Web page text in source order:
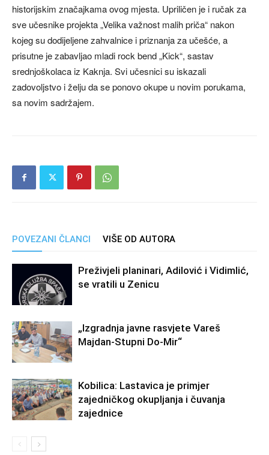
historijskim značajkama ovog mjesta. Upriličen je i ručak za
sve učesnike projekta „Velika važnost malih priča“ nakon
kojeg su dodijeljene zahvalnice i priznanja za učešće, a
prisutne je zabavljao mladi rock bend „Kick“, sastav
srednjoškolaca iz Kaknja. Svi učesnici su iskazali
zadovoljstvo i želju da se ponovo okupe u novim porukama,
sa novim sadržajem.
POVEZANI ČLANCI VIŠE OD AUTORA
Preživjeli planinari, Adilović i Vidimlić,
se vratili u Zenicu
„Izgradnja javne rasvjete Vareš
Majdan-Stupni Do-Mir“
Kobilica: Lastavica je primjer
zajedničkog okupljanja i čuvanja
zajednice